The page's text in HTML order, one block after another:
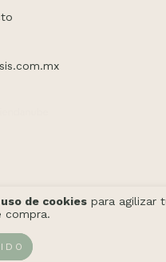
de cookies para agilizar
compra.